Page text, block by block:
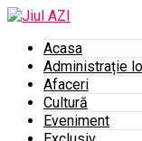
Acasa
Administrație
Afaceri
Cultură
Eveniment